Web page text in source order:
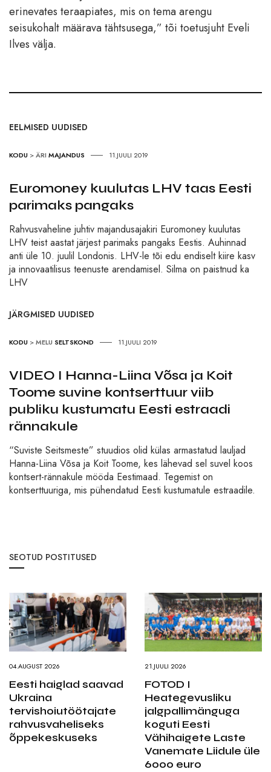
erinevates teraapiates, mis on tema arengu
seisukohalt määrava tähtsusega,” tõi toetusjuht Eveli
Ilves välja.
EELMISED UUDISED
KODU >ÄRI MAJANDUS 11.JUULI 2019
Euromoney kuulutas LHV taas Eesti
parimaks pangaks
Rahvusvaheline juhtiv majandusajakiri Euromoney kuulutas
LHV teist aastat järjest parimaks pangaks Eestis. Auhinnad
anti üle 10. juulil Londonis. LHV-le tõi edu endiselt kiire kasv
ja innovaatilisus teenuste arendamisel. Silma on paistnud ka
LHV
JÄRGMISED UUDISED
KODU >MELU SELTSKOND 11.JUULI 2019
VIDEO I Hanna-Liina Võsa ja Koit
Toome suvine kontserttuur viib
publiku kustumatu Eesti estraadi
rännakule
“Suviste Seitsmeste” stuudios olid külas armastatud lauljad
Hanna-Liina Võsa ja Koit Toome, kes lähevad sel suvel koos
kontsert-rännakule mööda Eestimaad. Tegemist on
kontserttuuriga, mis pühendatud Eesti kustumatule estraadile.
SEOTUD POSTITUSED
04.AUGUST 2026
Eesti haiglad saavad
Ukraina
tervishoiutöötajate
rahvusvaheliseks
õppekeskuseks
21.JUULI 2026
FOTOD I
Heategevusliku
jalgpallimänguga
koguti Eesti
Vähihaigete Laste
Vanemate Liidule üle
6000 euro